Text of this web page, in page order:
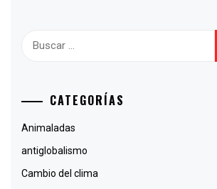
CATEGORÍAS
Animaladas
antiglobalismo
Cambio del clima